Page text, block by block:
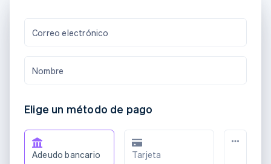
Correo electrónico
Nombre
Elige un método de pago
Adeudo bancario Tarjeta